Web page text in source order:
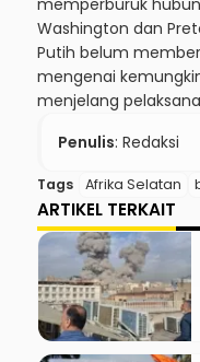
Washington dan
Putih belum
mengenai
menjelang
Penulis: Redaksi
Tags Afrika Selatan
ARTIKEL TERKAIT